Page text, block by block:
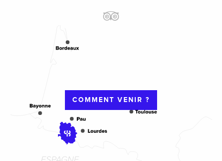
COMMENT VENIR ?